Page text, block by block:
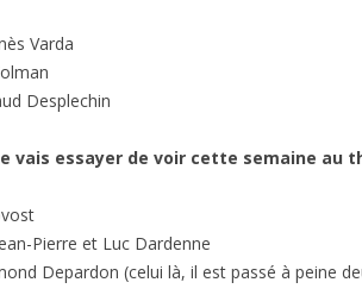
Varda
Desplechin
vais essayer de voir cette semaine au
Pierre et Luc Dardenne
Depardon (celui là, il est passé à peine